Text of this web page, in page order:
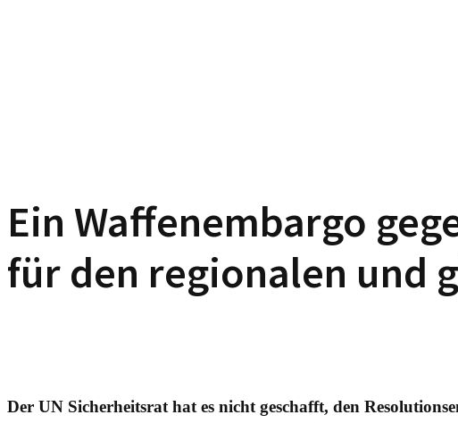
Ein Waffenembargo
für den regionalen und
Der UN Sicherheitsrat hat es nicht geschafft, den